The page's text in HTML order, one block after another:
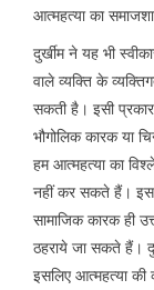
आत्महत्या का
दुर्खीम ने यह भी
वाले व्यक्ति के
सकती है। इसी प्रकार
भौगोलिक कारक या
हम आत्महत्या का
नहीं कर सकते हैं। इस
सामाजिक कारक ही
ठहराये जा सकते हैं।
इसलिए आत्महत्या की